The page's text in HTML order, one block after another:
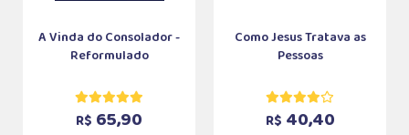
A Vinda do Consolador -
Reformulado
R$ 65,90
Como Jesus Tratava as
Pessoas
R$ 40,40